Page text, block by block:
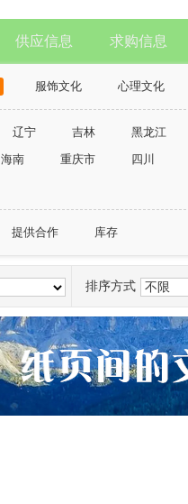
供应信息 求购信息
服饰文化 心理文化
辽宁 吉林 黑龙江
海南 重庆市 四川
提供合作 库存
排序方式：不限